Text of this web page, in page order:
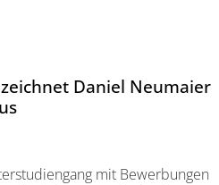
Daniel Neumaier
mit Bewerbungen